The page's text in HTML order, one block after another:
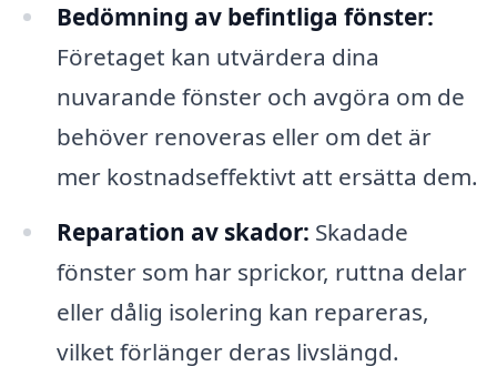
Bedömning av befintliga fönster:
Företaget kan utvärdera dina
nuvarande fönster och avgöra om de
behöver renoveras eller om det är
mer kostnadseffektivt att ersätta dem.
Reparation av skador: Skadade
fönster som har sprickor, ruttna delar
eller dålig isolering kan repareras,
vilket förlänger deras livslängd.